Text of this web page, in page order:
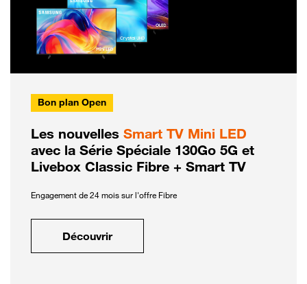
Bon plan Open
Les nouvelles Smart TV Mini LED
avec la Série Spéciale 130Go 5G et
Livebox Classic Fibre + Smart TV
Engagement de 24 mois sur l'offre Fibre
Découvrir